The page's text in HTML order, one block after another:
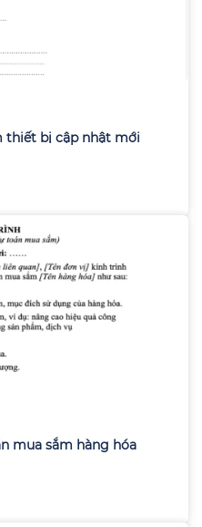
thiết bị cập nhật mới
mua sắm hàng hóa